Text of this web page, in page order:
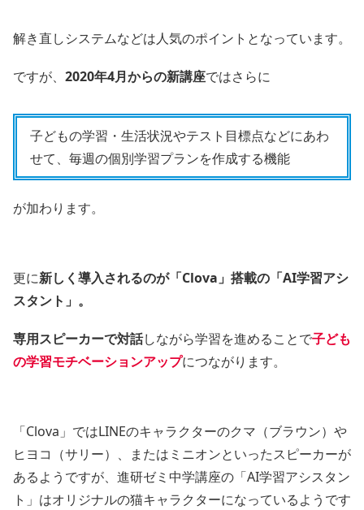
解き直しシステムなどは人気のポイントとなっています。
ですが、 2020年4月からの新講座ではさらに
子どもの学習・生活状況やテスト目標点などにあわ
せて、毎週の個別学習プランを作成する機能
が加わります。
更に新しく導入されるのが「Clova」搭載の「AI学習アシ
スタント」 。
専用スピーカーで対話しながら学習を進めることで子ども
の学習モチベーションアップにつながります。
「Clova」ではLINEのキャラクターのクマ（ブラウン）や
ヒヨコ（サリー）、またはミニオンといったスピーカーが
あるようですが、進研ゼミ中学講座の「AI学習アシスタン
ト」はオリジナルの猫キャラクターになっているようです